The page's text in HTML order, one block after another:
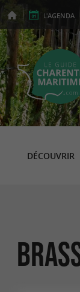
L'AGENDA
DÉCOUVRIR